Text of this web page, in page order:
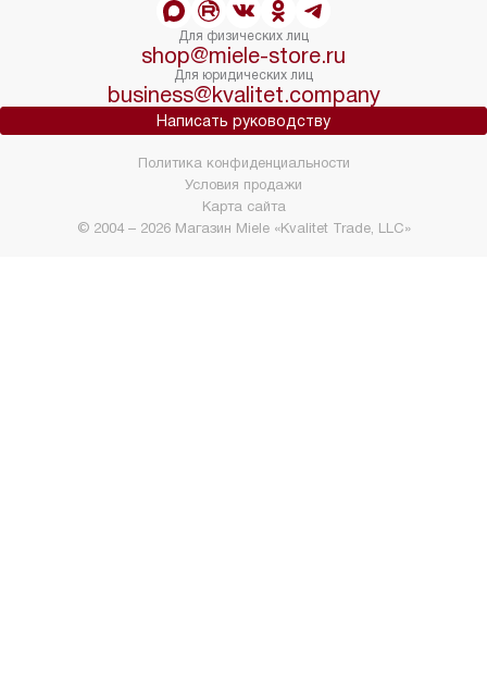
Для физических лиц
shop@miele-store.ru
Для юридических лиц
business@kvalitet.company
Написать руководству
© 2004 – 2026 Магазин Miele «Kvalitet Trade, LLC»
Политика конфиденциальности
Условия продажи
Карта сайта